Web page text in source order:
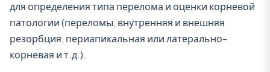
для определения типа перелома и оценки корневой
патологии (переломы, внутренняя и внешняя
резорбция, периапикальная или латерально-
корневая и т.д.).